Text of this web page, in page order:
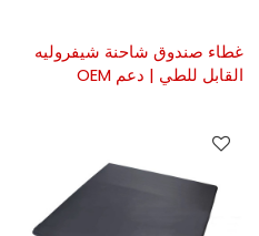
غطاء صندوق شاحنة شيفروليه
القابل للطي | دعم OEM